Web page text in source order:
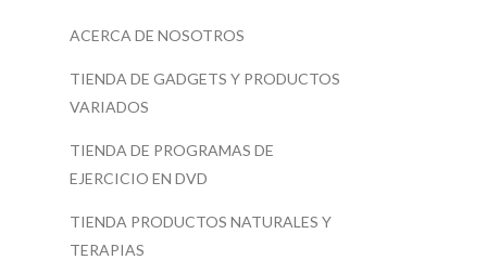
ACERCA DE NOSOTROS
TIENDA DE GADGETS Y PRODUCTOS
VARIADOS
TIENDA DE PROGRAMAS DE
EJERCICIO EN DVD
TIENDA PRODUCTOS NATURALES Y
TERAPIAS